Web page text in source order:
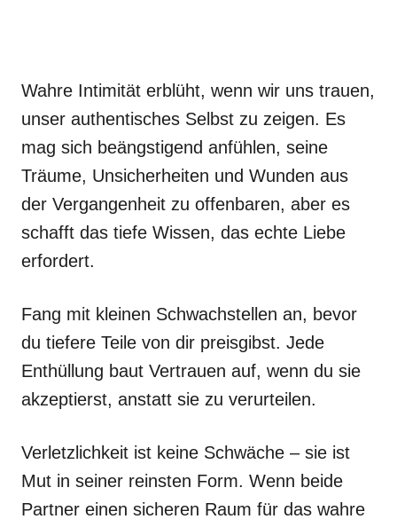
Wahre Intimität erblüht, wenn wir uns trauen,
unser authentisches Selbst zu zeigen. Es
mag sich beängstigend anfühlen, seine
Träume, Unsicherheiten und Wunden aus
der Vergangenheit zu offenbaren, aber es
schafft das tiefe Wissen, das echte Liebe
erfordert.
Fang mit kleinen Schwachstellen an, bevor
du tiefere Teile von dir preisgibst. Jede
Enthüllung baut Vertrauen auf, wenn du sie
akzeptierst, anstatt sie zu verurteilen.
Verletzlichkeit ist keine Schwäche – sie ist
Mut in seiner reinsten Form. Wenn beide
Partner einen sicheren Raum für das wahre